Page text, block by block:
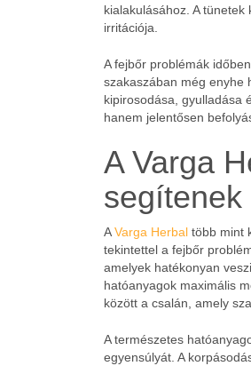
kialakulásához. A
irritációja.
A fejbőr problémák
szakaszában még enyhe
kipirosodása, gyulladása
hanem jelentősen
A Varga
segítenek
AVarga Herbal több mint
tekintettel a fejbőr
amelyek hatékonyan
hatóanyagok maximális
között a csalán, amely
A természetes
egyensúlyát. A